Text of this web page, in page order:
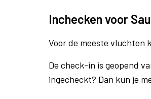
Inchecken voor
Voor de meeste vluchten
De check-in is geopend
ingecheckt? Dan kun je